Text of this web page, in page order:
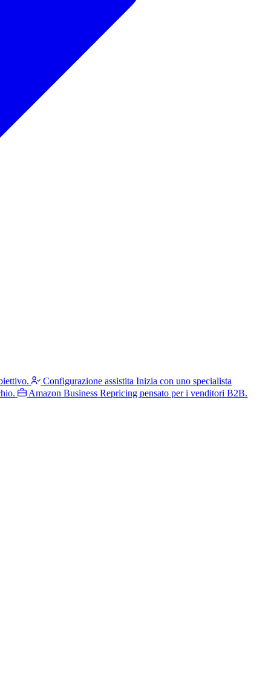
Configurazione assistita Inizia con uno specialista
Amazon Business Repricing pensato per i venditori B2B.